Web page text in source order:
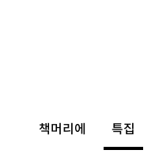
책머리에 특집